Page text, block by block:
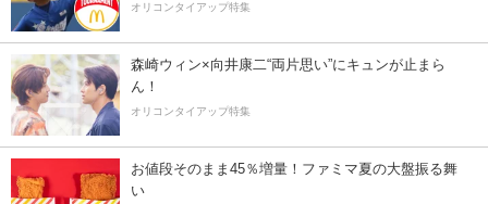
オリコンタイアップ特集
森崎ウィン×向井康二“両片思い”にキュンが止まら
ん！
オリコンタイアップ特集
お値段そのまま45％増量！ファミマ夏の大盤振る舞
い